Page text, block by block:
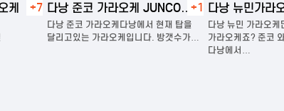
+7
다낭 준코 가라오케 JUNCO
KARAOKE
+1
다낭 준코 가라오케다낭에서 현재 탑을
달리고있는 가라오케입니다. 방갯수가…
다낭 뉴민가라오케
다낭 뉴민 가라오케많
가라오케죠? 준코 와 뉴
다낭에서…